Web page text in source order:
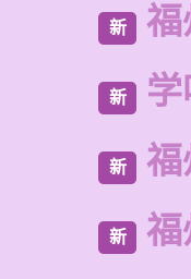
新 福
新
新 福
新 福